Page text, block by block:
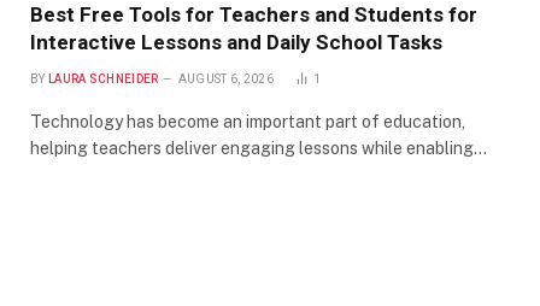
Best Free Tools for Teachers and Students for
Interactive Lessons and Daily School Tasks
BY LAURA SCHNEIDER AUGUST 6, 2026 1
Technology has become an important part of education,
helping teachers deliver engaging lessons while enabling…